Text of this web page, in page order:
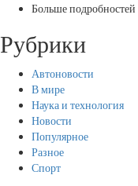
Больше подробностей
Рубрики
Автоновости
В мире
Наука и технология
Новости
Популярное
Разное
Спорт